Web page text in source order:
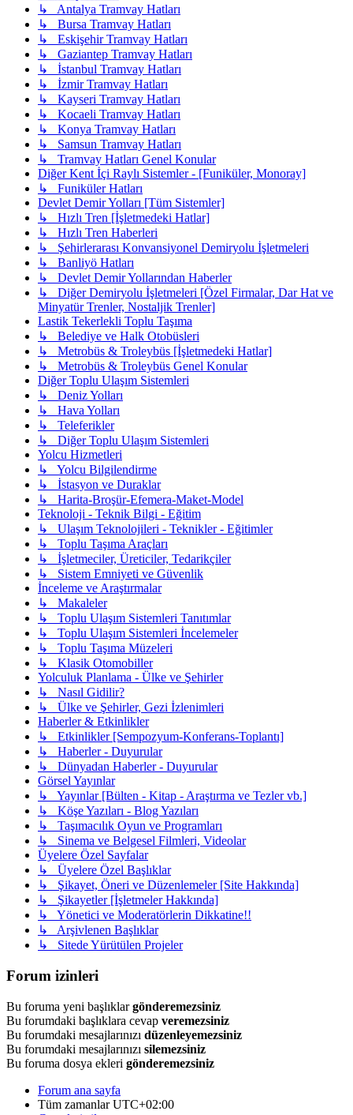
↳ Antalya Tramvay Hatları
↳ Bursa Tramvay Hatları
↳ Eskişehir Tramvay Hatları
↳ Gaziantep Tramvay Hatları
↳ İstanbul Tramvay Hatları
↳ İzmir Tramvay Hatları
↳ Kayseri Tramvay Hatları
↳ Kocaeli Tramvay Hatları
↳ Konya Tramvay Hatları
↳ Samsun Tramvay Hatları
↳ Tramvay Hatları Genel Konular
Diğer Kent İçi Raylı Sistemler - [Funiküler, Monoray]
↳ Funiküler Hatları
Devlet Demir Yolları [Tüm Sistemler]
↳ Hızlı Tren [İşletmedeki Hatlar]
↳ Hızlı Tren Haberleri
↳ Şehirlerarası Konvansiyonel Demiryolu İşletmeleri
↳ Banliyö Hatları
↳ Devlet Demir Yollarından Haberler
↳ Diğer Demiryolu İşletmeleri [Özel Firmalar, Dar Hat ve
Minyatür Trenler, Nostaljik Trenler]
Lastik Tekerlekli Toplu Taşıma
↳ Belediye ve Halk Otobüsleri
↳ Metrobüs & Troleybüs [İşletmedeki Hatlar]
↳ Metrobüs & Troleybüs Genel Konular
Diğer Toplu Ulaşım Sistemleri
↳ Deniz Yolları
↳ Hava Yolları
↳ Teleferikler
↳ Diğer Toplu Ulaşım Sistemleri
Yolcu Hizmetleri
↳ Yolcu Bilgilendirme
↳ İstasyon ve Duraklar
↳ Harita-Broşür-Efemera-Maket-Model
Teknoloji - Teknik Bilgi - Eğitim
↳ Ulaşım Teknolojileri - Teknikler - Eğitimler
↳ Toplu Taşıma Araçları
↳ İşletmeciler, Üreticiler, Tedarikçiler
↳ Sistem Emniyeti ve Güvenlik
İnceleme ve Araştırmalar
↳ Makaleler
↳ Toplu Ulaşım Sistemleri Tanıtımlar
↳ Toplu Ulaşım Sistemleri İncelemeler
↳ Toplu Taşıma Müzeleri
↳ Klasik Otomobiller
Yolculuk Planlama - Ülke ve Şehirler
↳ Nasıl Gidilir?
↳ Ülke ve Şehirler, Gezi İzlenimleri
Haberler & Etkinlikler
↳ Etkinlikler [Sempozyum-Konferans-Toplantı]
↳ Haberler - Duyurular
↳ Dünyadan Haberler - Duyurular
Görsel Yayınlar
↳ Yayınlar [Bülten - Kitap - Araştırma ve Tezler vb.]
↳ Köşe Yazıları - Blog Yazıları
↳ Taşımacılık Oyun ve Programları
↳ Sinema ve Belgesel Filmleri, Videolar
Üyelere Özel Sayfalar
↳ Üyelere Özel Başlıklar
↳ Şikayet, Öneri ve Düzenlemeler [Site Hakkında]
↳ Şikayetler [İşletmeler Hakkında]
↳ Yönetici ve Moderatörlerin Dikkatine!!
↳ Arşivlenen Başlıklar
↳ Sitede Yürütülen Projeler
Forum izinleri
Bu foruma yeni başlıklargönderemezsiniz
Bu forumdaki başlıklara cevap veremezsiniz
Bu forumdaki mesajlarınızı düzenleyemezsiniz
Bu forumdaki mesajlarınızı silemezsiniz
Bu foruma dosya ekleri gönderemezsiniz
Forum ana sayfa
Tüm zamanlarUTC+02:00